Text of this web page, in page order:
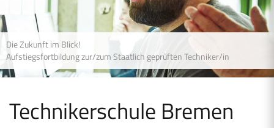
Die Zukunft im Blick!
Aufstiegsfortbildung zur/zum Staatlich geprüften Techniker/in
Technikerschule Bremen